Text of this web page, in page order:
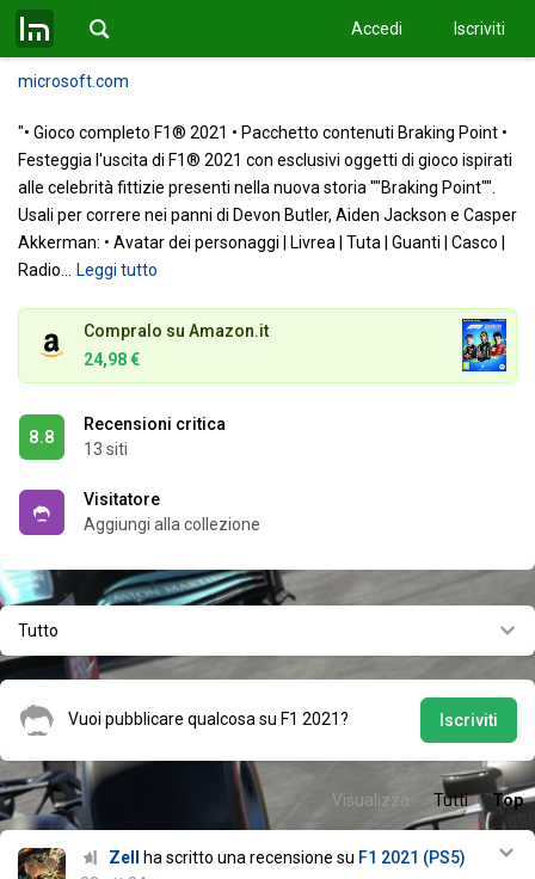
Accedi Iscriviti
3+
Link
microsoft.com
"• Gioco completo F1® 2021 • Pacchetto contenuti Braking Point •
Festeggia l'uscita di F1® 2021 con esclusivi oggetti di gioco ispirati
alle celebrità fittizie presenti nella nuova storia ""Braking Point"".
Usali per correre nei panni di Devon Butler, Aiden Jackson e Casper
Akkerman: • Avatar dei personaggi | Livrea | Tuta | Guanti | Casco |
Radio
Leggi tutto
Compralo su Amazon.it
24,98 €
8.8
Recensioni critica
13 siti
Visitatore
Aggiungi alla collezione
Tutto
Vuoi pubblicare qualcosa su F1 2021? Iscriviti
Visualizza Tutti Top
Zell ha scritto una recensione su F1 2021 (PS5)